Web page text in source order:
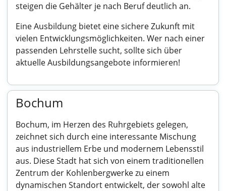
steigen die Gehälter je nach Beruf deutlich an.
Eine Ausbildung bietet eine sichere Zukunft mit
vielen Entwicklungsmöglichkeiten. Wer nach einer
passenden Lehrstelle sucht, sollte sich über
aktuelle Ausbildungsangebote informieren!
Bochum
Bochum, im Herzen des Ruhrgebiets gelegen,
zeichnet sich durch eine interessante Mischung
aus industriellem Erbe und modernem Lebensstil
aus. Diese Stadt hat sich von einem traditionellen
Zentrum der Kohlenbergwerke zu einem
dynamischen Standort entwickelt, der sowohl alte